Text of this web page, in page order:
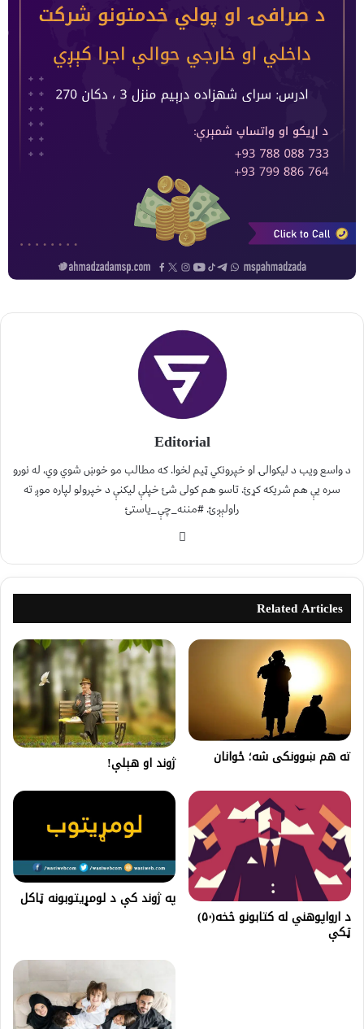
Editorial
د واسع ویب د لیکوالۍ او خپرونکي ټیم لخوا. که مطالب مو خوښ شوي وي، له نورو
سره یې هم شریکه کړئ. تاسو هم کولی شئ خپلې لیکنې د خپرولو لپاره موږ ته
راولېږئ. #مننه_چې_یاستئ
Related Articles
ته هم ښوونکی شه؛ ځوانان ژوند او هېلې!
د ارواپوهني له کتابونو څخه(۵۰)
ټکې
په ژوند کې د لومړیتوبونه ټاکل